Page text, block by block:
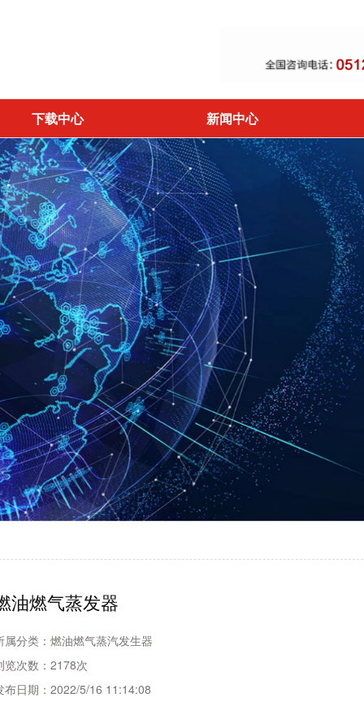
下载中心 新闻中心
油燃气蒸发器
属分类： 燃油燃气蒸汽发生器
览次数： 2178次
布日期： 2022/5/16 11:14:08